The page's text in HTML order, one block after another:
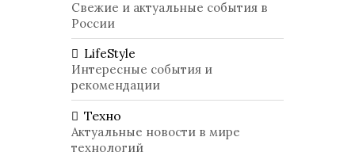
Свежие и актуальные события в
России
LifeStyle
Интересные события и
рекомендации
Техно
Актуальные новости в мире
технологий